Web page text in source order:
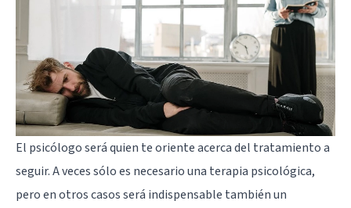
El psicólogo será quien te oriente acerca del tratamiento a
seguir. A veces sólo es necesario una terapia psicológica,
pero en otros casos será indispensable también un